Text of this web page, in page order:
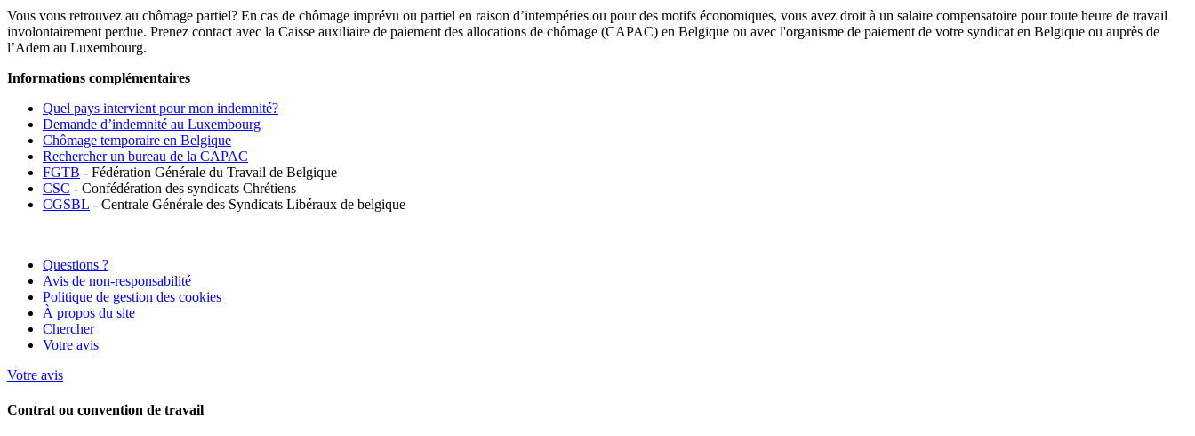
Vous vous retrouvez au chômage partiel? En cas de chômage imprévu ou partiel en raison d’intempéries ou pour des motifs économiques, vous avez droit à un salaire compensatoire pour toute heure de travail
involontairement perdue. Prenez contact avec la Caisse auxiliaire de paiement des allocations de chômage (CAPAC) en Belgique ou avec l'organisme de paiement de votre syndicat en Belgique ou auprès de
l’Adem au Luxembourg.
Informations complémentaires
Quel pays intervient pour mon indemnité?
Demande d’indemnité au Luxembourg
Chômage temporaire en Belgique
Rechercher un bureau de la CAPAC
FGTB - Fédération Générale du Travail de Belgique
CSC - Confédération des syndicats Chrétiens
CGSBL - Centrale Générale des Syndicats Libéraux de belgique
Questions ?
Avis de non-responsabilité
Politique de gestion des cookies
À propos du site
Chercher
Votre avis
Votre avis
Contrat ou convention de travail